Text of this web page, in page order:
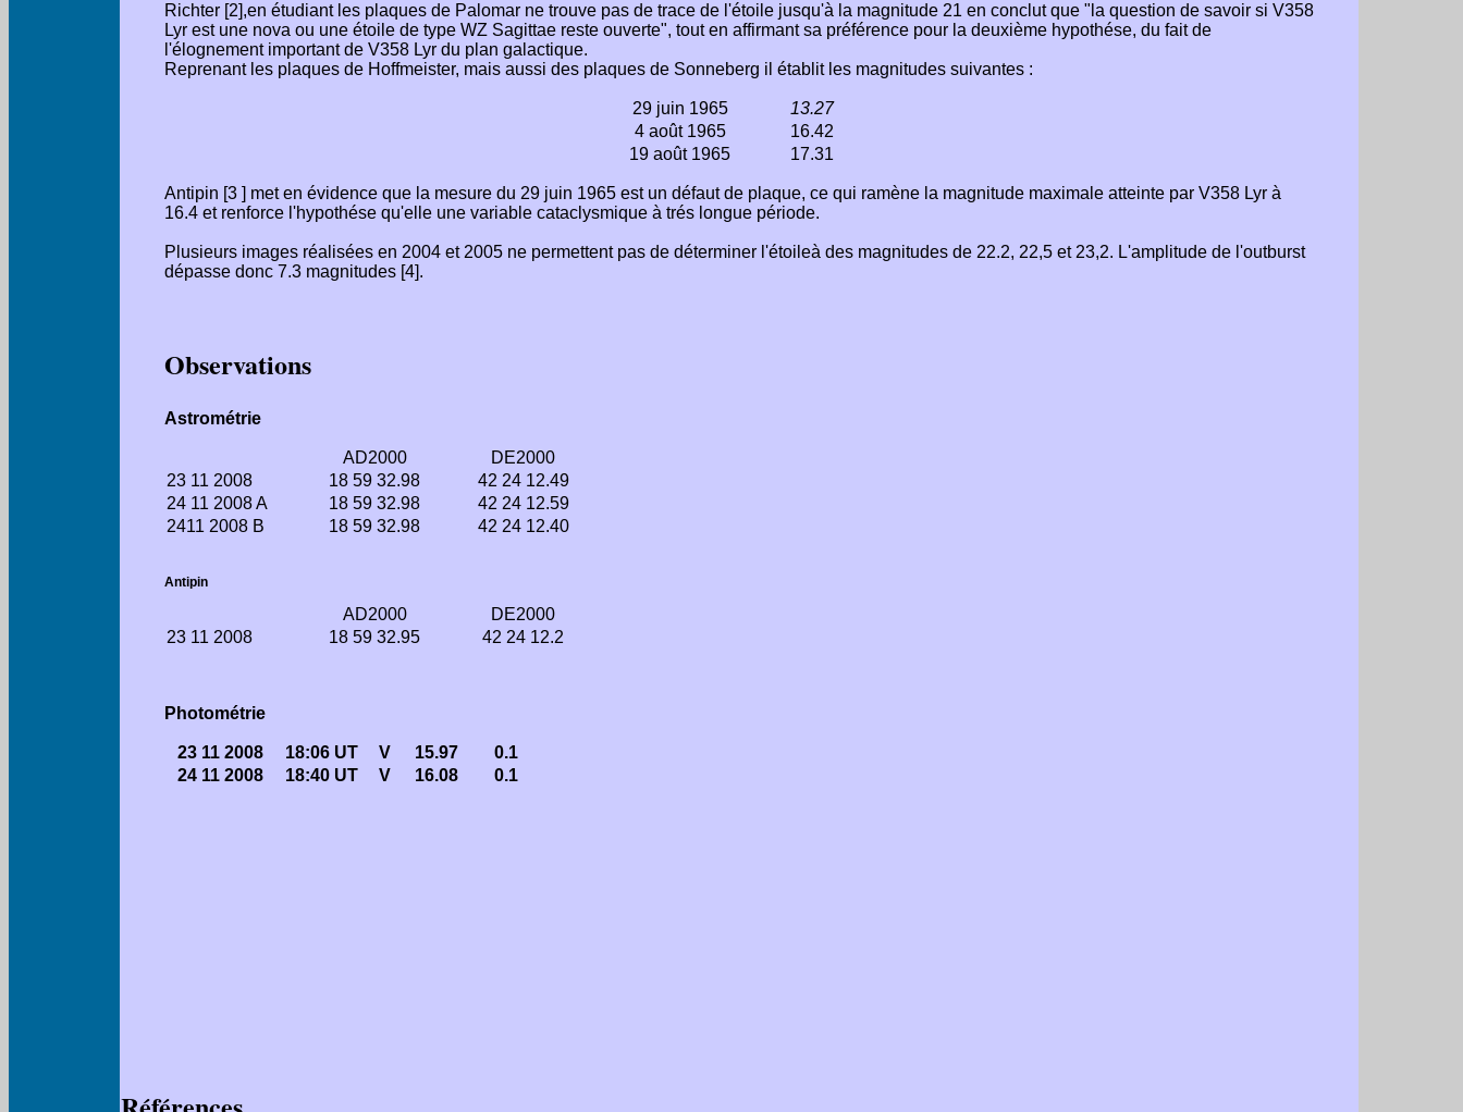
Richter [2],en étudiant les plaques de Palomar ne trouve pas de trace de l'étoile jusqu'à la magnitude 21 en conclut que "la question de savoir si V358
Lyr est une nova ou une étoile de type WZ Sagittae reste ouverte", tout en affirmant sa préférence pour la deuxième hypothése, du fait de
l'élognement important de V358 Lyr du plan galactique.
Reprenant les plaques de Hoffmeister, mais aussi des plaques de Sonneberg il établit les magnitudes suivantes :
29 juin 1965
13.27
4 août 1965
16.42
19 août 1965
17.31
Antipin [3 ] met en évidence que la mesure du 29 juin 1965 est un défaut de plaque, ce qui ramène la magnitude maximale atteinte par V358 Lyr à
16.4 et renforce l'hypothése qu'elle une variable cataclysmique à trés longue période.
Plusieurs images réalisées en 2004 et 2005 ne permettent pas de déterminer l'étoileà des magnitudes de 22.2, 22,5 et 23,2. L'amplitude de l'outburst
dépasse donc 7.3 magnitudes [4].
Observations
Astrométrie
AD2000
DE2000
23 11 2008
18 59 32.98
42 24 12.49
24 11 2008 A
18 59 32.98
42 24 12.59
2411 2008 B
18 59 32.98 42 24 12.40
Antipin
AD2000
DE2000
23 11 2008
18 59 32.95 42 24 12.2
Photométrie
23 11 2008 18:06 UT V 15.97
0.1
24 11 2008
18:40 UT V 16.08 0.1